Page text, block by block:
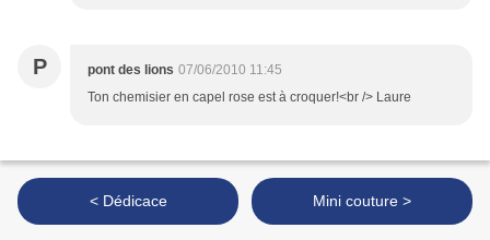
P pont des lions 07/06/2010 11:45
Ton chemisier en capel rose est à croquer!<br /> Laure
< Dédicace Mini couture >